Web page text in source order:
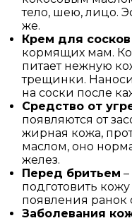
тело, шею, лицо.
же.
Крем для сосков
кормящих мам.
питает нежную
трещинки.
на соски после
Средство от
появляются от
жирная кожа,
маслом, оно
желез.
Перед бритьем
подготовить
появления ранок
Заболевания